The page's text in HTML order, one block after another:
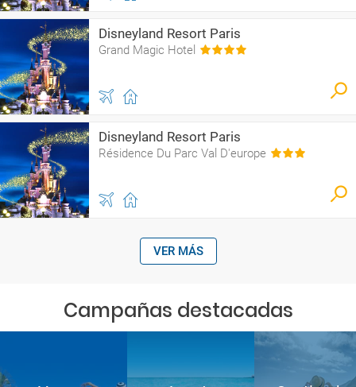
Disneyland Resort Paris
Grand Magic Hotel
Disneyland Resort Paris
Résidence Du Parc Val D'europe
VER MÁS
Campañas destacadas